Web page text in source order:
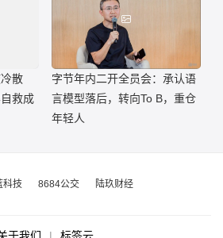
散
救成
字节年内二开全员会：承认语
言模型落后，转向To B，重仓
年轻人
科技 8684公交 陆玖财经
于我们 | 标签云